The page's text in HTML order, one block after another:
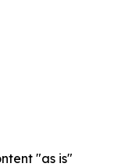
"as is"